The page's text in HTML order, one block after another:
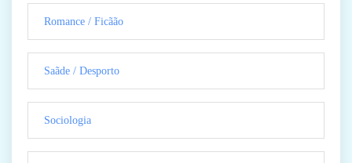
Romance / Ficãão
Saãde / Desporto
Sociologia